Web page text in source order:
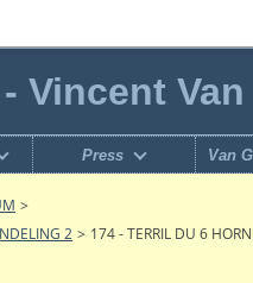
Vincent
Press Van
>
2 > 174 - TERRIL DU 6